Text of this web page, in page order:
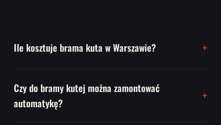
Ile kosztuje brama kuta w Warszawie?
Czy do bramy kutej można zamontować
automatykę?